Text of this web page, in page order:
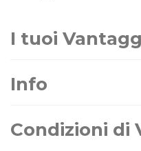
I tuoi
Info
Condizioni di